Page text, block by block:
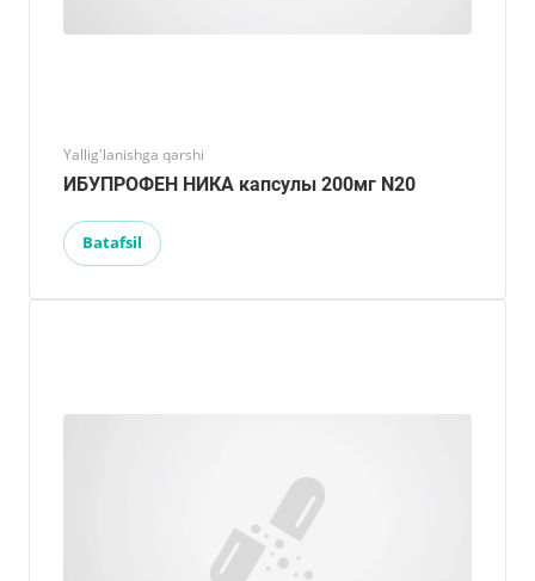
Yallig'lanishga qarshi
ИБУПРОФЕН НИКА капсулы 200мг N20
Batafsil